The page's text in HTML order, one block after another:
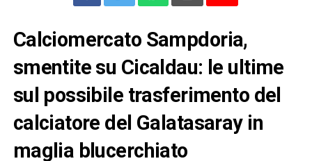
Calciomercato Sampdoria,
smentite su Cicaldau: le ultime
sul possibile trasferimento del
calciatore del Galatasaray in
maglia blucerchiato